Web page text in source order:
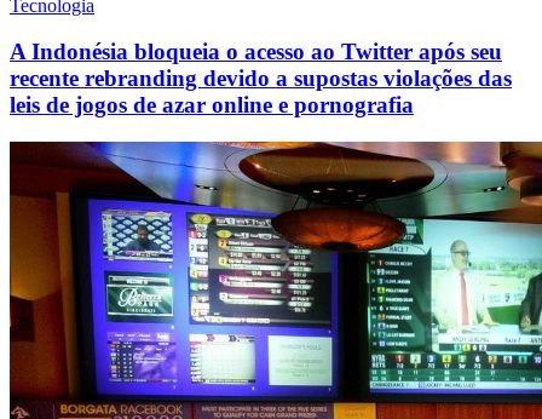
Tecnologia
A Indonésia bloqueia o acesso ao Twitter após seu
recente rebranding devido a supostas violações das
leis de jogos de azar online e pornografia